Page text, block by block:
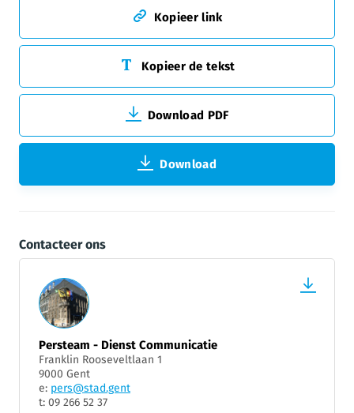
Kopieer link
Kopieer de tekst
Download PDF
Download
Contacteer ons
Persteam - Dienst Communicatie
Franklin Rooseveltlaan 1
9000 Gent
e: pers@stad.gent
t: 09 266 52 37